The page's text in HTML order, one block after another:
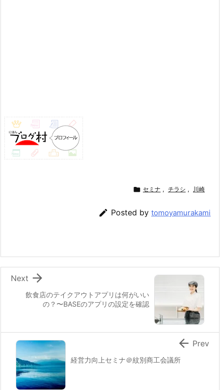
 セミナ , チラシ , 川崎
 Posted by tomoyamurakami
飲食店のテイクアウトアプリは何がいい
の？〜BASEのアプリの設定を確認

Next
経営力向上セミナ＠紋別商工会議所
 Prev